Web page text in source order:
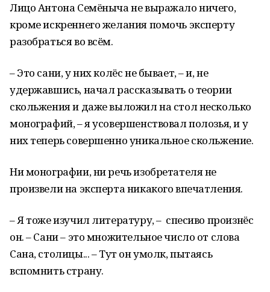
Лицо Антона Семёныча не выражало ничего,
кроме искреннего желания помочь эксперту
разобраться во всём.
– Это сани, у них колёс не бывает, – и, не
удержавшись, начал рассказывать о теории
скольжения и даже выложил на стол несколько
монографий, – я усовершенствовал полозья, и у
них теперь совершенно уникальное скольжение.
Ни монографии, ни речь изобретателя не
произвели на эксперта никакого впечатления.
– Я тоже изучил литературу, – спесиво произнёс
он. – Сани – это множительное число от слова
Сана, столицы... – Тут он умолк, пытаясь
вспомнить страну.